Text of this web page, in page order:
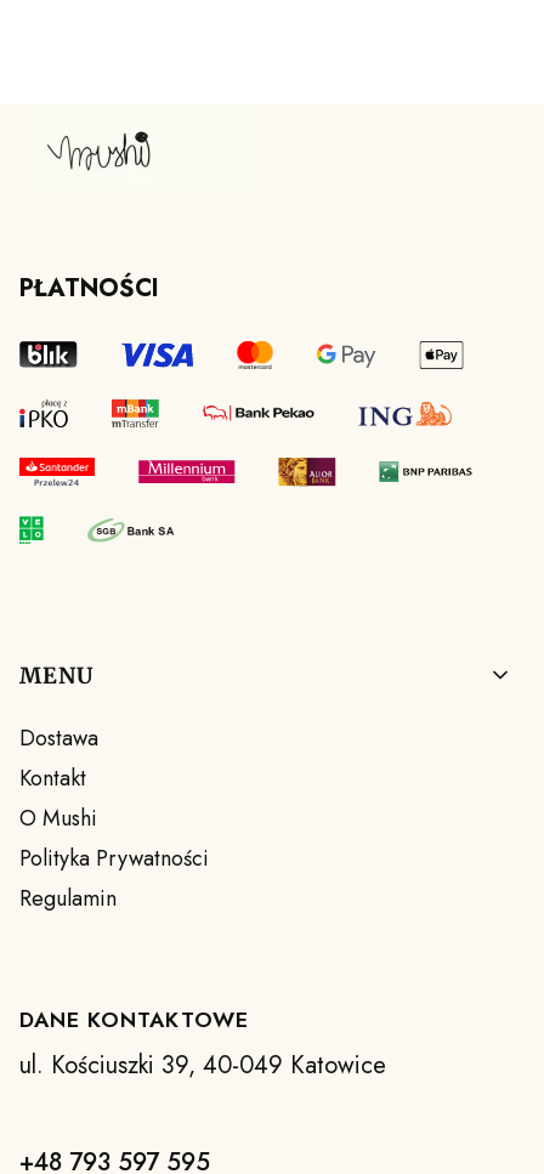
PŁATNOŚCI
Linki w stopce
MENU
Dostawa
Kontakt
O Mushi
Polityka Prywatności
Regulamin
DANE KONTAKTOWE
ul. Kościuszki 39, 40-049 Katowice
+48 793 597 595